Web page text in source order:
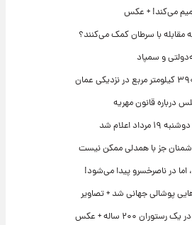
می‌کند! + عکس
با سرطان کمک می‌کنند؟
و سمپاد
قانون مهریه
شد
جز با همدلی ممکن نیست
در ناصرخسرو پیدا می‌شود!
پوشالی جهانی شد + تصاویر
۲۰۰ ساله + عکس